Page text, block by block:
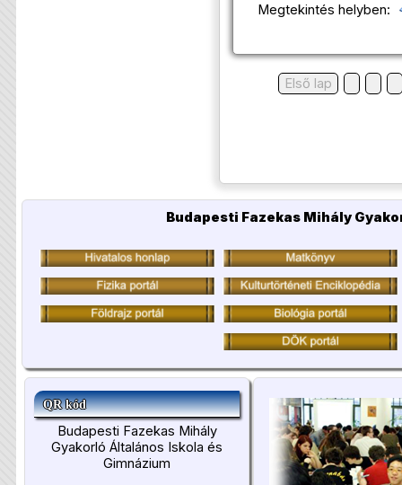
Megtekintés helyben:
Első lap
Budapesti Fazekas Mihály
QR kód
Budapesti Fazekas Mihály
Gyakorló Általános Iskola és
Gimnázium